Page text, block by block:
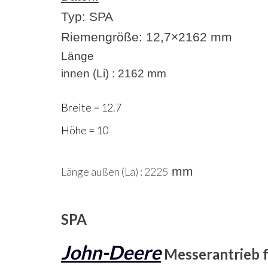
Typ: SPA
Riemengröße: 12,7×2162 mm
Länge
innen (Li) : 2162 mm
Breite = 12.7
Höhe = 10
Länge außen (La) : 2225 mm
SPA
John-DeereMesserantrieb